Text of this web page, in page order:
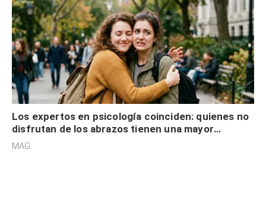
Los expertos en psicología coinciden: quienes no
disfrutan de los abrazos tienen una mayor
sensibilidad a los estímulos físicos y no es por
MAG.